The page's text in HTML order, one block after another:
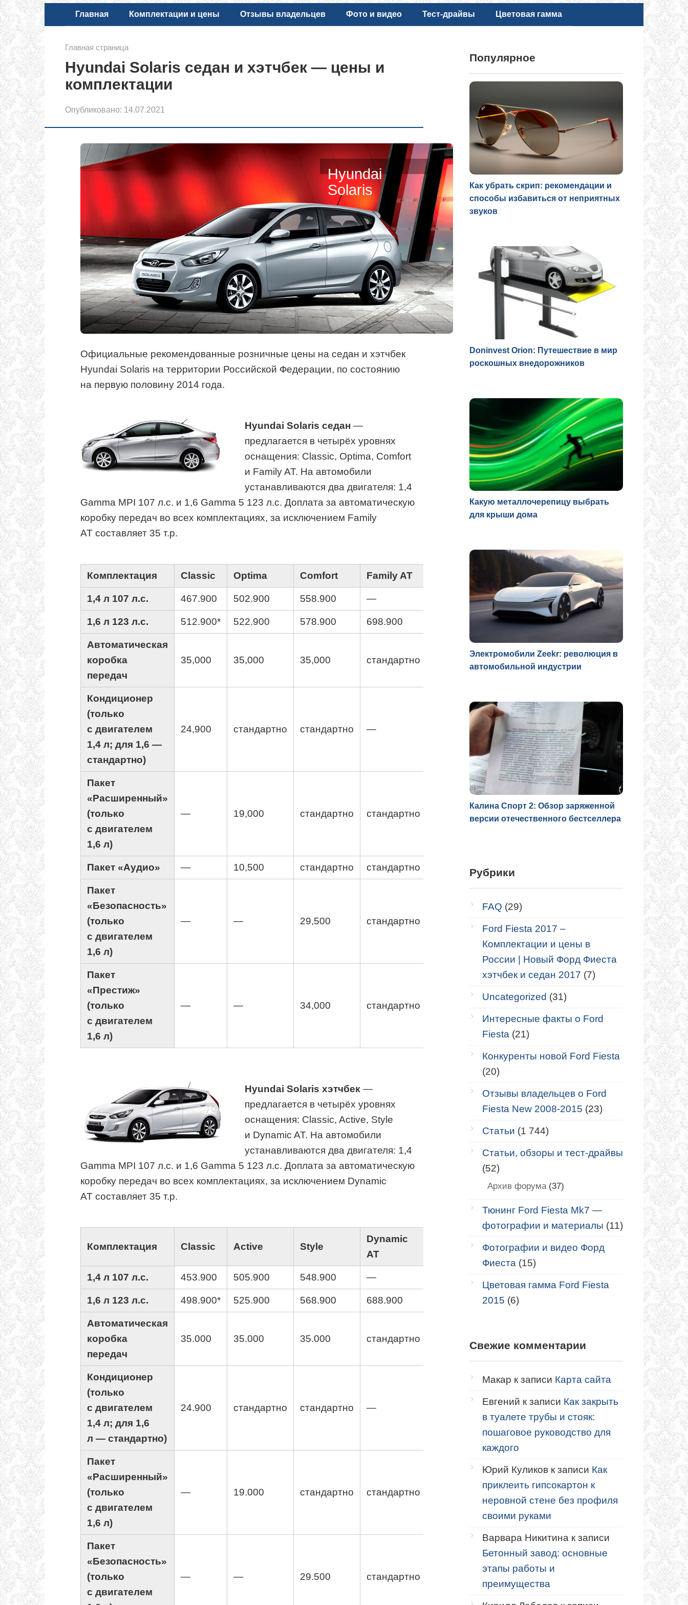
Главная Комплектации и цены Отзывы владельцев Фото и видео Тест-драйвы Цветовая гамма
Главная страница
Hyundai Solaris седан и хэтчбек — цены и
комплектации
Опубликовано: 14.07.2021
Hyundai
Solaris
Официальные рекомендованные розничные цены на седан и хэтчбек
Hyundai Solaris на территории Российской Федерации, по состоянию
на первую половину 2014 года.
Hyundai Solaris седан —
предлагается в четырёх уровнях
оснащения: Classic, Optima, Comfort
и Family AT. На автомобили
устанавливаются два двигателя: 1,4
Gamma MPI 107 л.с. и 1,6 Gamma 5 123 л.с. Доплата за автоматическую
коробку передач во всех комплектациях, за исключением Family
AT составляет 35 т.р.
Комплектация Classic Optima Comfort Family AT
1,4 л 107 л.с. 467.900 502.900 558.900 —
1,6 л 123 л.с. 512.900* 522.900 578.900 698.900
Автоматическая
коробка
передач
35,000 35,000 35,000 стандартно
Кондиционер
(только
с двигателем
1,4 л; для 1,6 —
стандартно)
24,900 стандартно стандартно —
Пакет
«Расширенный»
(только
с двигателем
1,6 л)
— 19,000 стандартно стандартно
Пакет «Аудио» — 10,500 стандартно стандартно
Пакет
«Безопасность»
(только
с двигателем
1,6 л)
— — 29,500 стандартно
Пакет
«Престиж»
(только
с двигателем
1,6 л)
— — 34,000 стандартно
Hyundai Solaris хэтчбек —
предлагается в четырёх уровнях
оснащения: Classic, Active, Style
и Dynamic AT. На автомобили
устанавливаются два двигателя: 1,4
Gamma MPI 107 л.с. и 1,6 Gamma 5 123 л.с. Доплата за автоматическую
коробку передач во всех комплектациях, за исключением Dynamic
AT составляет 35 т.р.
Комплектация Classic Active Style
Dynamic
AT
1,4 л 107 л.с. 453.900 505.900 548.900 —
1,6 л 123 л.с. 498.900* 525.900 568.900 688.900
Автоматическая
коробка
передач
35.000 35.000 35.000 стандартно
Кондиционер
(только
с двигателем
1,4 л; для 1,6
л — стандартно)
24.900 стандартно стандартно —
Пакет
«Расширенный»
(только
с двигателем
1,6 л)
— 19.000 стандартно стандартно
Пакет
«Безопасность»
(только
с двигателем
— — 29.500 стандартно
Популярное
Как убрать скрип: рекомендации и
способы избавиться от неприятных
звуков
Doninvest Orion: Путешествие в мир
роскошных внедорожников
Какую металлочерепицу выбрать
для крыши дома
Электромобили Zeekr: революция в
автомобильной индустрии
Калина Спорт 2: Обзор заряженной
версии отечественного бестселлера
Рубрики
FAQ (29)
Ford Fiesta 2017 –
Комплектации и цены в
России | Новый Форд Фиеста
хэтчбек и седан 2017 (7)
Uncategorized (31)
Интересные факты о Ford
Fiesta (21)
Конкуренты новой Ford Fiesta
(20)
Отзывы владельцев о Ford
Fiesta New 2008-2015 (23)
Статьи (1 744)
Статьи, обзоры и тест-драйвы
(52)
Архив форума(37)
Тюнинг Ford Fiesta Mk7 —
фотографии и материалы (11)
Фотографии и видео Форд
Фиеста (15)
Цветовая гамма Ford Fiesta
2015 (6)
Свежие комментарии
Макар к записи Карта сайта
Евгений к записи Как закрыть
в туалете трубы и стояк:
пошаговое руководство для
каждого
Юрий Куликов к записи Как
приклеить гипсокартон к
неровной стене без профиля
своими руками
Варвара Никитина к записи
Бетонный завод: основные
этапы работы и
преимущества